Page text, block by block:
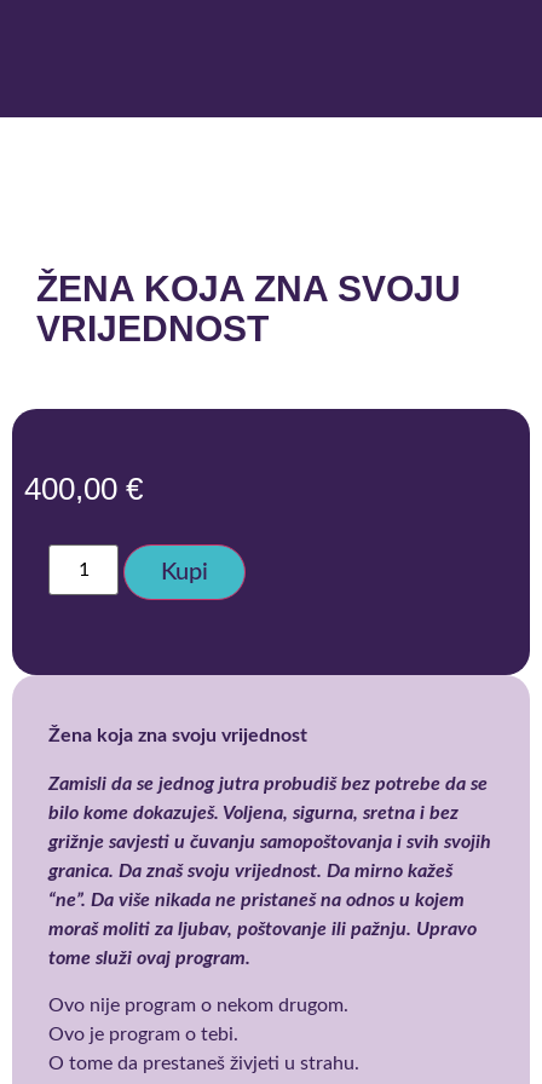
ŽENA KOJA ZNA SVOJU
VRIJEDNOST
400,00 €
Kupi
Žena koja zna svoju vrijednost
Zamisli da se jednog jutra probudiš bez potrebe da se
bilo kome dokazuješ. Voljena, sigurna, sretna i bez
grižnje savjesti u čuvanju samopoštovanja i svih svojih
granica. Da znaš svoju vrijednost. Da mirno kažeš
“ne”. Da više nikada ne pristaneš na odnos u kojem
moraš moliti za ljubav, poštovanje ili pažnju. Upravo
tome služi ovaj program.
Ovo nije program o nekom drugom.
Ovo je program o tebi.
O tome da prestaneš živjeti u strahu.